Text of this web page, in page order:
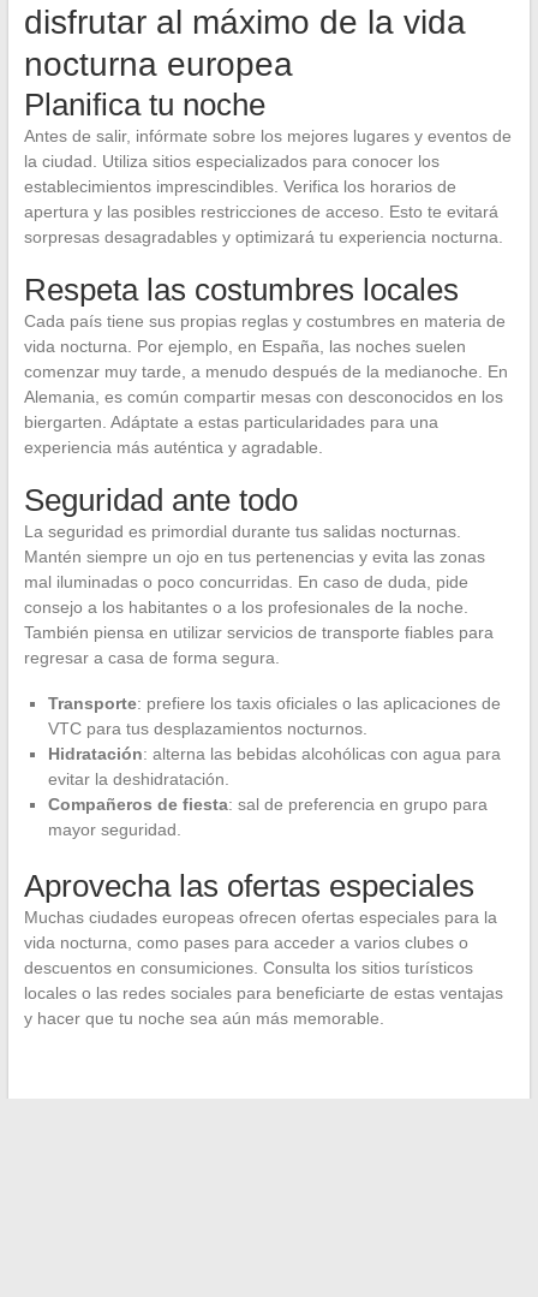
disfrutar al máximo de la vida
nocturna europea
Planifica tu noche
Antes de salir, infórmate sobre los mejores lugares y eventos de
la ciudad. Utiliza sitios especializados para conocer los
establecimientos imprescindibles. Verifica los horarios de
apertura y las posibles restricciones de acceso. Esto te evitará
sorpresas desagradables y optimizará tu experiencia nocturna.
Respeta las costumbres locales
Cada país tiene sus propias reglas y costumbres en materia de
vida nocturna. Por ejemplo, en España, las noches suelen
comenzar muy tarde, a menudo después de la medianoche. En
Alemania, es común compartir mesas con desconocidos en los
biergarten. Adáptate a estas particularidades para una
experiencia más auténtica y agradable.
Seguridad ante todo
La seguridad es primordial durante tus salidas nocturnas.
Mantén siempre un ojo en tus pertenencias y evita las zonas
mal iluminadas o poco concurridas. En caso de duda, pide
consejo a los habitantes o a los profesionales de la noche.
También piensa en utilizar servicios de transporte fiables para
regresar a casa de forma segura.
Transporte: prefiere los taxis oficiales o las aplicaciones de
VTC para tus desplazamientos nocturnos.
Hidratación: alterna las bebidas alcohólicas con agua para
evitar la deshidratación.
Compañeros de fiesta: sal de preferencia en grupo para
mayor seguridad.
Aprovecha las ofertas especiales
Muchas ciudades europeas ofrecen ofertas especiales para la
vida nocturna, como pases para acceder a varios clubes o
descuentos en consumiciones. Consulta los sitios turísticos
locales o las redes sociales para beneficiarte de estas ventajas
y hacer que tu noche sea aún más memorable.